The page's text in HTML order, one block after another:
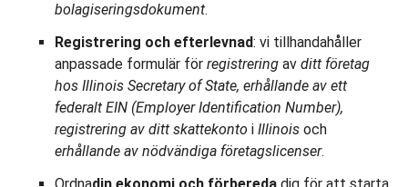
bolagiseringsdokument.
Registrering och efterlevnad: vi tillhandahåller
anpassade formulär för registrering av ditt företag
hos Illinois Secretary of State, erhållande av ett
federalt EIN (Employer Identification Number),
registrering av ditt skattekonto i Illinois och
erhållande av nödvändiga företagslicenser.